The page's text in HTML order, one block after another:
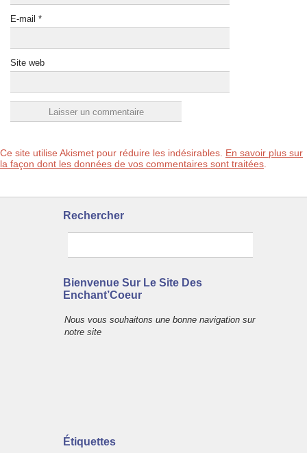
E-mail *
Site web
Ce site utilise Akismet pour réduire les indésirables. En savoir plus sur
la façon dont les données de vos commentaires sont traitées
Rechercher
Bienvenue Sur Le Site Des
Enchant’Coeur
Nous vous souhaitons une bonne navigation sur
notre site
Étiquettes